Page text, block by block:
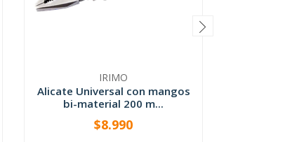
IRIMO
Alicate Universal con mangos
bi-material 200 m...
+
$8.990